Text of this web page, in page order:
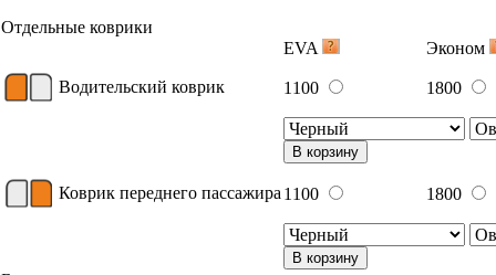
Отдельные коврики
EVA
Эконом
Водительский коврик 1100 1800
В корзину
Коврик переднего пассажира 1100 1800
В корзину